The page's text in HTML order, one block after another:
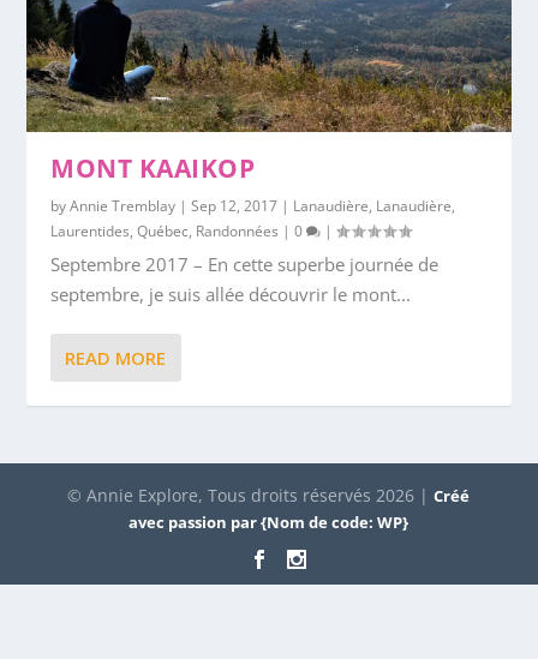
MONT KAAIKOP
byAnnie Tremblay |Sep 12, 2017 | Lanaudière, Lanaudière,
Laurentides,Québec, Randonnées |0 |
Septembre 2017 – En cette superbe journée de
septembre, je suis allée découvrir le mont...
READ MORE
© Annie Explore, Tous droits réservés 2026 |Créé
avec passion par {Nom de code: WP}